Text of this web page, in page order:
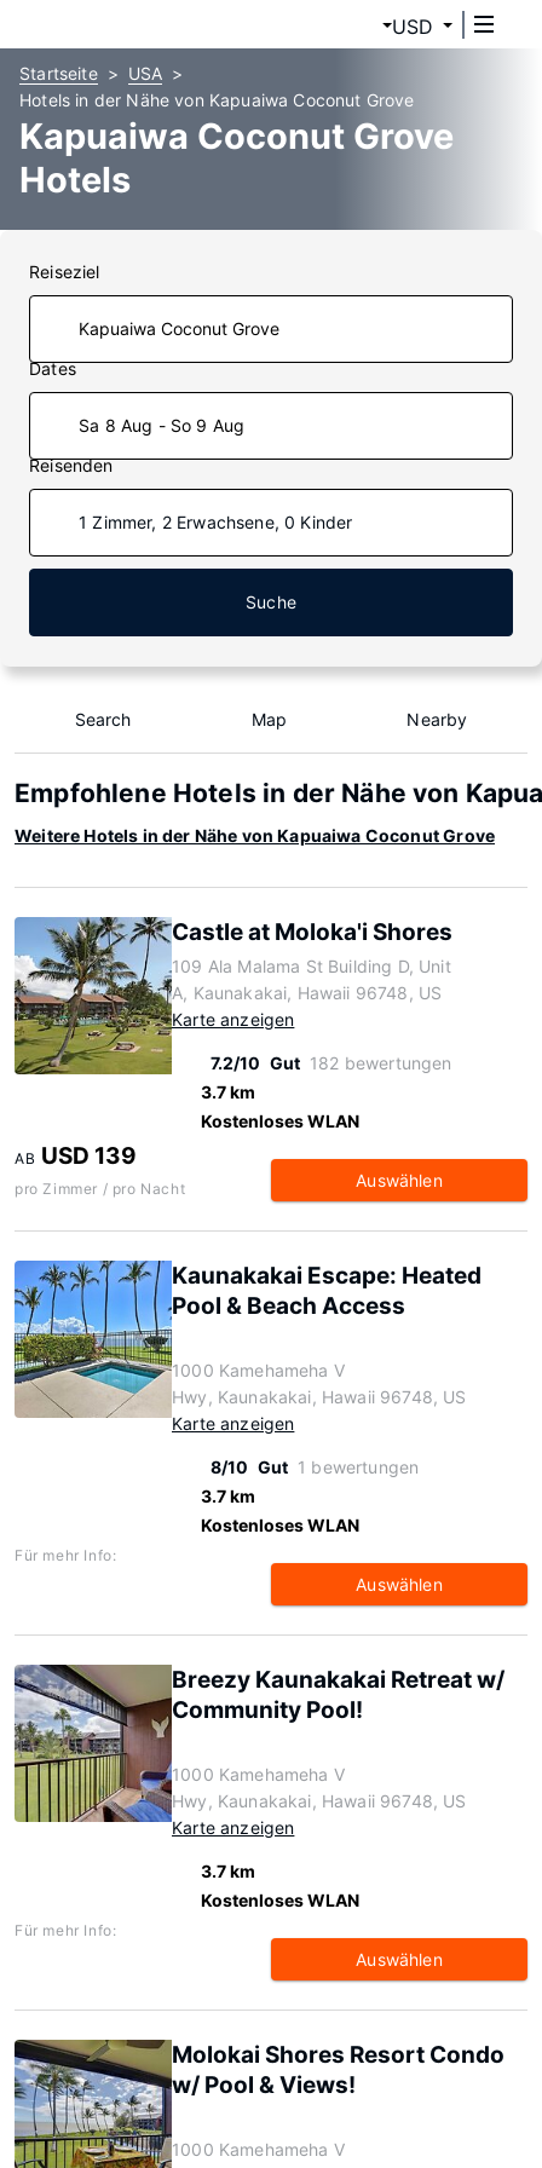
USD
Startseite
USA
Hotels in der Nähe von Kapuaiwa Coconut Grove
Kapuaiwa Coconut Grove
Hotels
Reiseziel
Dates
Sa 8 Aug - So 9 Aug
Reisenden
1 Zimmer, 2 Erwachsene, 0 Kinder
Suche
Search Map Nearby
Empfohlene Hotels in der Nähe von
Weitere Hotels in der Nähe von Kapuaiwa Coconut Grove
Castle at Moloka'i Shores
109 Ala Malama St Building D, Unit
A, Kaunakakai, Hawaii 96748, US
Karte anzeigen
7.2/10 Gut 182 bewertungen
3.7 km
Kostenloses WLAN
AB USD 139
pro Zimmer / pro Nacht Auswählen
Kaunakakai Escape: Heated
Pool & Beach Access
1000 Kamehameha V
Hwy, Kaunakakai, Hawaii 96748, US
Karte anzeigen
8/10 Gut 1 bewertungen
3.7 km
Kostenloses WLAN
Für mehr Info:
Auswählen
Breezy Kaunakakai Retreat w/
Community Pool!
1000 Kamehameha V
Hwy, Kaunakakai, Hawaii 96748, US
Karte anzeigen
3.7 km
Kostenloses WLAN
Für mehr Info:
Auswählen
Molokai Shores Resort Condo
w/ Pool & Views!
1000 Kamehameha V